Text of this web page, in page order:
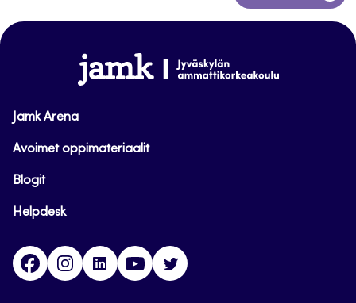
takaisin
www.jamk.fi
Jamk Arena
Avoimet oppimateriaalit
Blogit
Helpdesk
FacebookInstagram
LinkedInYoutube